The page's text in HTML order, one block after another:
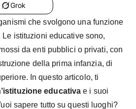
Grok
che svolgono una funzione
istituzioni educative sono,
da enti pubblici o privati, con
della prima infanzia, di
In questo articolo, ti
educativa e i suoi
sapere tutto su questi luoghi?